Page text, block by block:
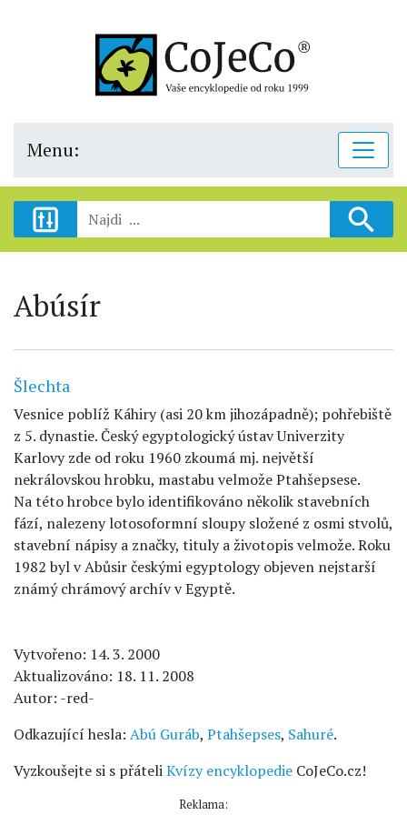
Menu:
Abúsír
Šlechta
Vesnice poblíž Káhiry (asi 20 km jihozápadně); pohřebiště
z 5. dynastie. Český egyptologický ústav Univerzity
Karlovy zde od roku 1960 zkoumá mj. největší
nekrálovskou hrobku, mastabu velmože Ptahšepsese.
Na této hrobce bylo identifikováno několik stavebních
fází, nalezeny lotosoformní sloupy složené z osmi stvolů,
stavební nápisy a značky, tituly a životopis velmože. Roku
1982 byl v Abůsir českými egyptology objeven nejstarší
známý chrámový archív v Egyptě.
Vytvořeno: 14. 3. 2000
Aktualizováno: 18. 11. 2008
Autor: -red-
Odkazující hesla: Abú Guráb, Ptahšepses, Sahuré.
Vyzkoušejte si s přáteliKvízy encyklopedie CoJeCo.cz!
Reklama: